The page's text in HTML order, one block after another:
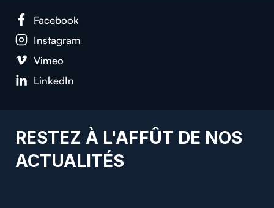
Facebook
Instagram
Vimeo
LinkedIn
RESTEZ À L'AFFÛT DE NOS
ACTUALITÉS